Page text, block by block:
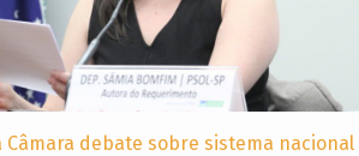
Câmara debate sobre sistema nacional